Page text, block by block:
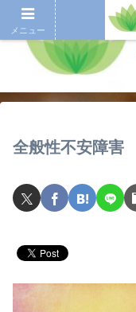
全般性不安障害
メニュー